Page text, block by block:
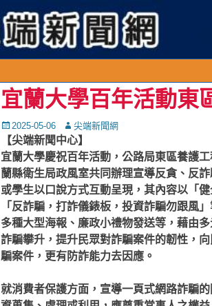
宜蘭大學百年活動東
Posted
on
2025-05-06 Autor尖端新聞網
【尖端新聞中心】
宜蘭大學慶祝百年活動，公路局東區養護
蘭縣衛生局政風室共同辦理宣導反貪、反
或學生以口說方式互動呈現，其內容以「
「反詐騙，打詐儀錶板，投資詐騙勿跟風
多種大型海報、廉政小禮物發送等，藉由
詐騙攀升，提升民眾對詐騙案件的韌性，
騙案件，更有防詐能力去因應。
就消費者保護方面，宣導一頁式網路詐騙